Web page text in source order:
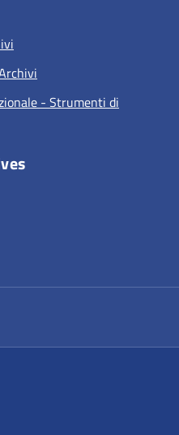
- Strumenti di